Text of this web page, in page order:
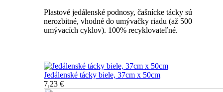
Plastové jedálenské podnosy, čašnícke tácky sú
nerozbitné, vhodné do umývačky riadu (až 500
umývacích cyklov). 100% recyklovateľné.
Jedálenské tácky biele, 37cm x 50cm
7,23 €